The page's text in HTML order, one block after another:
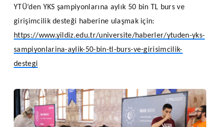
YTÜ’den YKS şampiyonlarına aylık 50 bin TL burs ve
girişimcilik desteği haberine ulaşmak için:
https://www.yildiz.edu.tr/universite/haberler/ytuden-yks-
sampiyonlarina-aylik-50-bin-tl-burs-ve-girisimcilik-
destegi